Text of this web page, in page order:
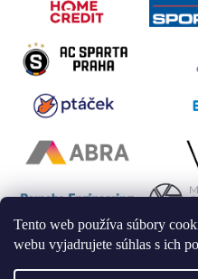
Tento web používa súbory
webu vyjadrujete súhlas s ich